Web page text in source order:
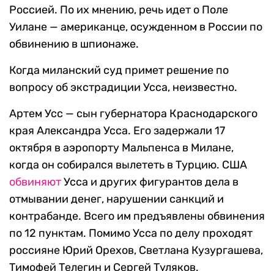
Россией. По их мнению, речь идет о Поле
Уилане — американце, осужденном в России по
обвинению в шпионаже.
Когда миланский суд примет решение по
вопросу об экстрадиции Усса, неизвестно.
Артем Усс — сын губернатора Краснодарского
края Александра Усса. Его задержали 17
октября в аэропорту Мальпенса в Милане,
когда он собирался вылететь в Турцию. США
обвиняютУсса и других фигурантов дела в
отмывании денег, нарушении санкций и
контрабанде. Всего им предъявлены обвинения
по 12 пунктам. Помимо Усса по делу проходят
россияне Юрий Орехов, Светлана Кузургашева,
Тимофей Телегин и Сергей Туляков.